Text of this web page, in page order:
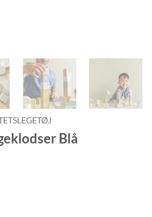
Blå